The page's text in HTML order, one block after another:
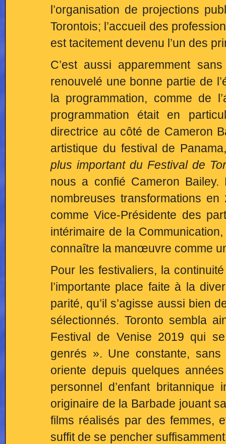
l’organisation de projections
Torontois; l’accueil des
est tacitement devenu l’un des
C’est aussi apparemment
renouvelé une bonne partie de
la programmation, comme de
programmation était en
directrice au côté de Cameron
artistique du festival de
plus important du Festival de
nous a confié Cameron
nombreuses transformations
comme Vice-Présidente des
intérimaire de la
connaître la manœuvre comme
Pour les festivaliers, la
l’importante place faite à la
parité, qu’il s’agisse aussi bien
sélectionnés. Toronto sembla
Festival de Venise 2019 qui
genrés ». Une constante,
oriente depuis quelques
personnel d’enfant britannique
originaire de la Barbade jouant
films réalisés par des femmes,
suffit de se pencher